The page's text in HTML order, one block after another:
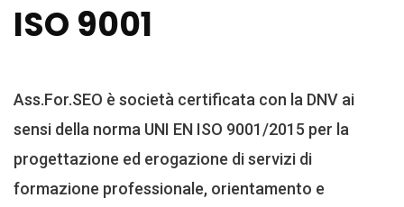
ISO 9001
Ass.For.SEO è società certificata con la DNV ai
sensi della norma UNI EN ISO 9001/2015 per la
progettazione ed erogazione di servizi di
formazione professionale, orientamento e